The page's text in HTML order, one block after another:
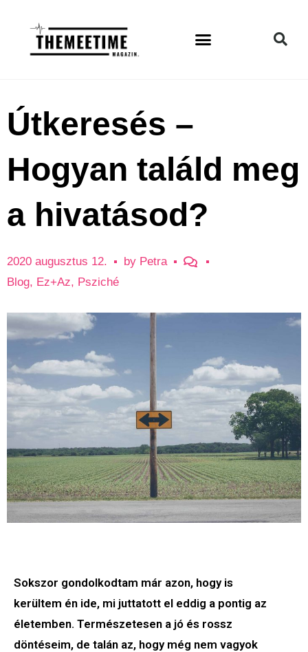
Útkeresés –
Hogyan találd meg
a hivatásod?
2020 augusztus 12. by Petra
Blog, Ez+Az, Psziché
Sokszor gondolkodtam már azon, hogy is
kerültem én ide, mi juttatott el eddig a pontig az
életemben. Természetesen a jó és rossz
döntéseim, de talán az, hogy még nem vagyok